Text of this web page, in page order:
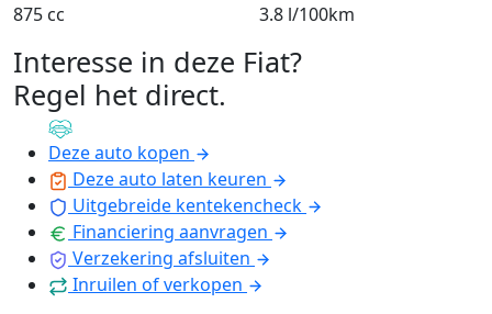
875 cc
3.8 l/100km
Interesse in deze Fiat?
Regel het direct.
Deze auto kopen
Deze auto laten keuren
Uitgebreide kentekencheck
Financiering aanvragen
Verzekering afsluiten
Inruilen of verkopen